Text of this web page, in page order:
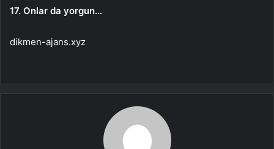
17. Onlar da yorgun…
dikmen-ajans.xyz